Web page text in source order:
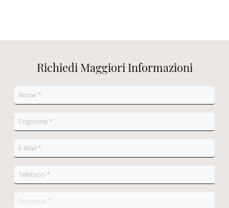
Richiedi Maggiori Informazioni